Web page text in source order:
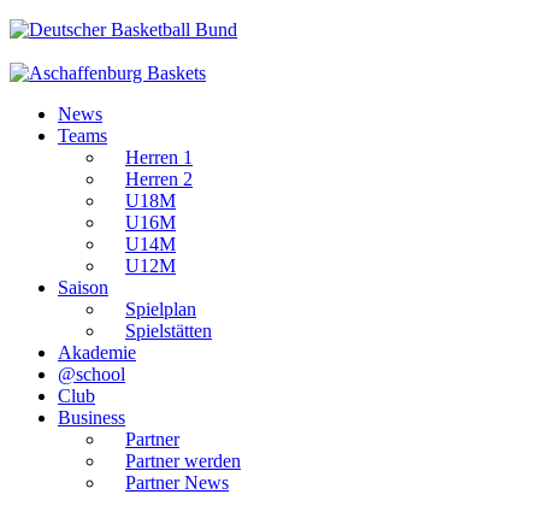
News
Teams
Herren 1
Herren 2
U18M
U16M
U14M
U12M
Saison
Spielplan
Spielstätten
Akademie
@school
Club
Business
Partner
Partner werden
Partner News